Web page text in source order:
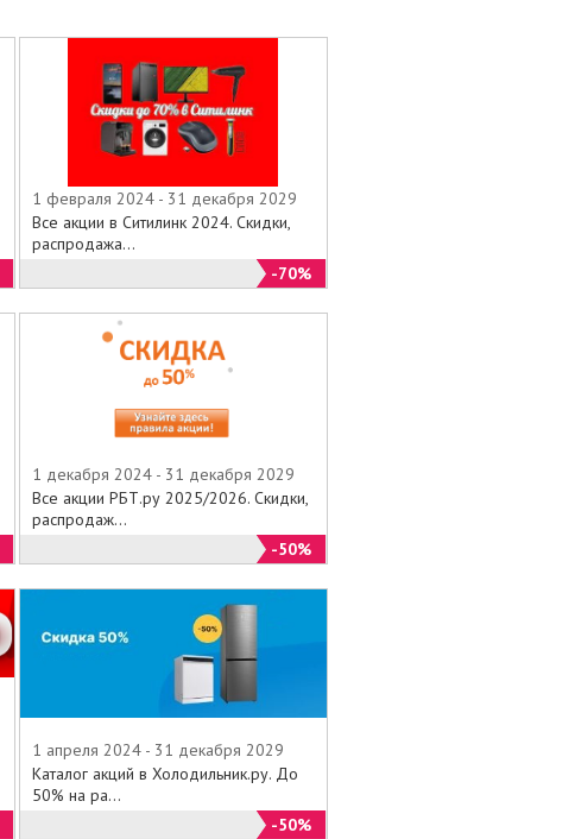
1 февраля 2024 - 31 декабря 2029
Все акции в Ситилинк 2024. Скидки,
распродажа...
-70%
1 декабря 2024 - 31 декабря 2029
Все акции РБТ.ру 2025/2026. Скидки,
распродаж...
-50%
1 апреля 2024 - 31 декабря 2029
Каталог акций в Холодильник.ру. До
50% на ра...
-50%